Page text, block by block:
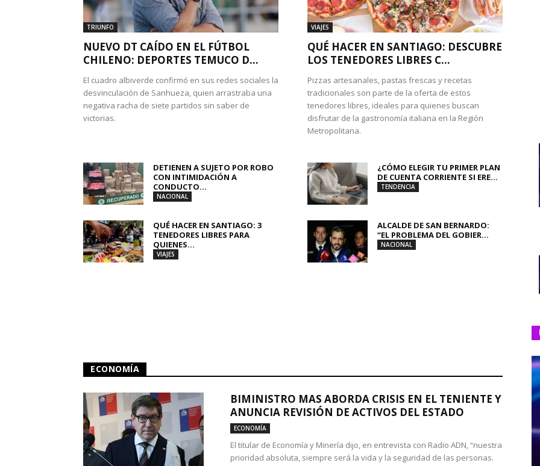
TRIUNFO
NUEVO DT CAÍDO EN EL FÚTBOL
CHILENO: DEPORTES TEMUCO D...
El cuadro albiverde confirmó en sus redes sociales la
desvinculación de Sanhueza, quien arrastraba una
negativa racha de siete partidos sin saber de
victorias.
VIAJES
QUÉ HACER EN SANTIAGO: DESCUBRE
LOS TENEDORES LIBRES C...
Pizzas artesanales, pastas frescas y recetas
tradicionales son parte de la oferta de estos
tenedores libres, ideales para quienes buscan
disfrutar de la gastronomía italiana en la Región
Metropolitana.
DETIENEN A SUJETO POR ROBO
CON INTIMIDACIÓN A
CONDUCTO...
NACIONAL
¿CÓMO ELEGIR TU PRIMER PLAN
DE CUENTA CORRIENTE SI ERE...
TENDENCIA
QUÉ HACER EN SANTIAGO: 3
TENEDORES LIBRES PARA
QUIENES...
VIAJES
ALCALDE DE SAN BERNARDO:
“EL PROBLEMA DEL GOBIER...
NACIONAL
ECONOMÍA
BIMINISTRO MAS ABORDA CRISIS EN EL TENIENTE Y
ANUNCIA REVISIÓN DE ACTIVOS DEL ESTADO
ECONOMÍA
El titular de Economía y Minería dijo, en entrevista con Radio ADN, “nuestra
prioridad absoluta, siempre será la vida y la seguridad de las personas.